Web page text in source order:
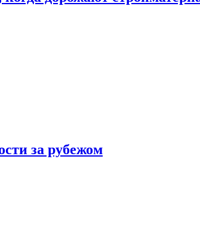
за рубежом